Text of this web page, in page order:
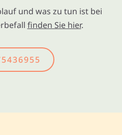
und was zu tun ist bei
finden Sie hier.